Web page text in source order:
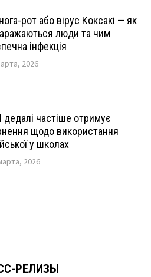
рот або вірус Коксакі — як
люди та чим
інфекція
2026
частіше отримує
щодо використання
у школах
2026
РЕЛИЗЫ